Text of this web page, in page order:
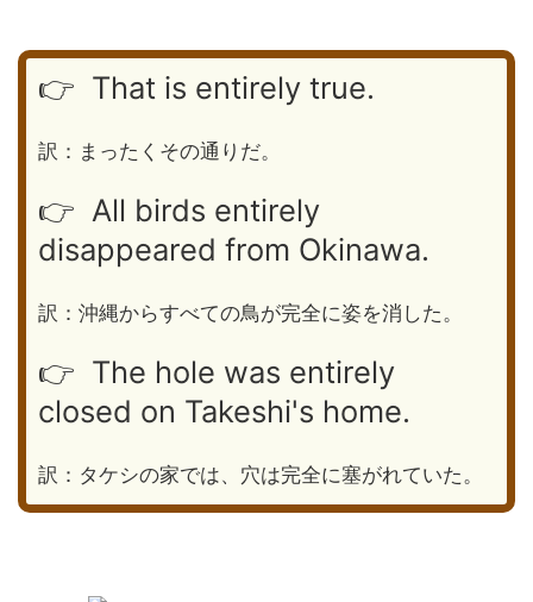
👉 That is entirely true.
訳：まったくその通りだ。
👉 All birds entirely
disappeared from Okinawa.
訳：沖縄からすべての鳥が完全に姿を消した。
👉 The hole was entirely
closed on Takeshi's home.
訳：タケシの家では、穴は完全に塞がれていた。